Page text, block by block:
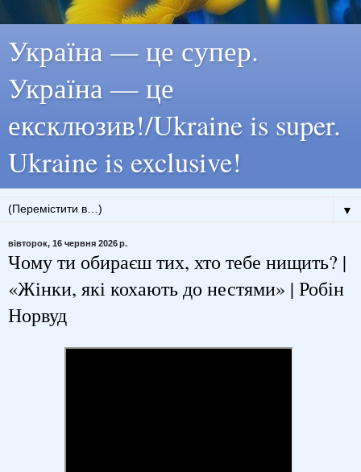
Україна — це супер.
Україна — це
ексклюзив!/Ukraine is super.
Ukraine is exclusive!
▼
вівторок, 16 червня 2026 р.
Чому ти обираєш тих, хто тебе нищить? |
«Жінки, які кохають до нестями» | Робін
Норвуд